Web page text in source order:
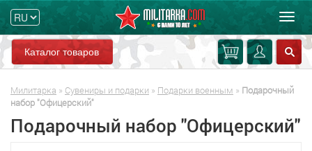
Каталог товаров
Милитарка » Сувениры и подарки » Подарки военным » Подарочный
набор "Офицерский"
Подарочный набор "Офицерский"